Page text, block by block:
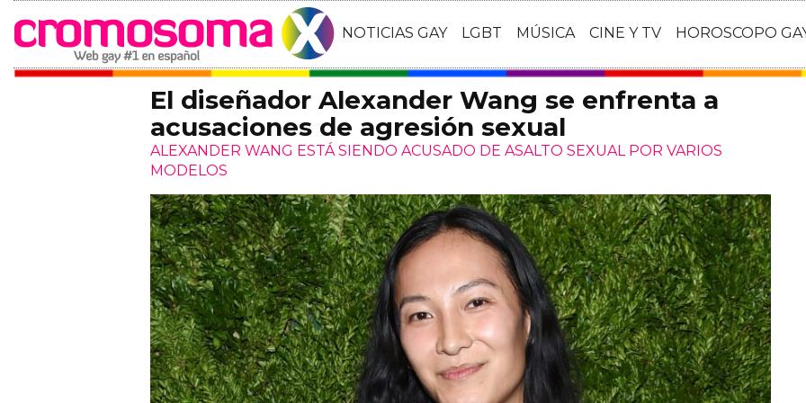
NOTICIAS GAY LGBT MÚSICA CINE Y TV HOROSCOPO
El diseñador Alexander Wang se enfrenta a
acusaciones de agresión sexual
ALEXANDER WANG ESTÁ SIENDO ACUSADO DE ASALTO SEXUAL POR VARIOS
MODELOS